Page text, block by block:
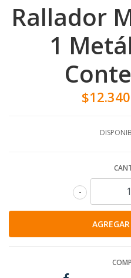
Rallador
1
$12.340
-